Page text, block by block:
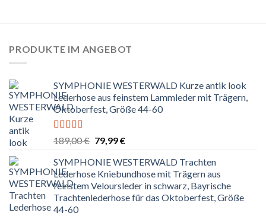
PRODUKTE IM ANGEBOT
SYMPHONIE WESTERWALD Kurze antik look
Lederhose aus feinstem Lammleder mit Trägern,
Oktoberfest, Größe 44-60
Bewertet
5.00
5
189,00€ Ursprünglicher
war:
189,00 €
79,99€Aktueller
ist:
79,99 €.
SYMPHONIE WESTERWALD Trachten
Lederhose Kniebundhose mit Trägern aus
feinstem Veloursleder in schwarz, Bayrische
Trachtenlederhose für das Oktoberfest, Größe
44-60